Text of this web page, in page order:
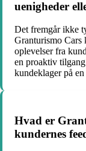
uenigheder
Det fremgår ikke
Granturismo Cars
oplevelser fra
en proaktiv
kundeklager på
Hvad er
kundernes